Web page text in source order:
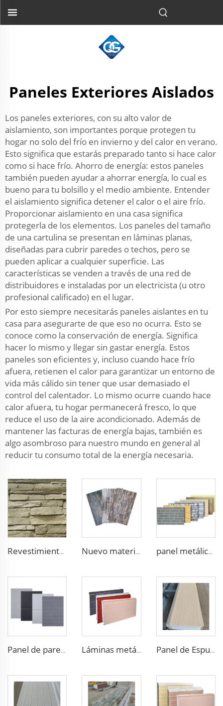
Paneles Exteriores Aislados
Los paneles exteriores, con su alto valor de
aislamiento, son importantes porque protegen tu
hogar no solo del frío en invierno y del calor en verano.
Esto significa que estarás preparado tanto si hace calor
como si hace frío. Ahorro de energía: estos paneles
también pueden ayudar a ahorrar energía, lo cual es
bueno para tu bolsillo y el medio ambiente. Entender
el aislamiento significa detener el calor o el aire frío.
Proporcionar aislamiento en una casa significa
protegerla de los elementos. Los paneles del tamaño
de una cartulina se presentan en láminas planas,
diseñadas para cubrir paredes o techos, pero se
pueden aplicar a cualquier superficie. Las
características se venden a través de una red de
distribuidores e instaladas por un electricista (u otro
profesional calificado) en el lugar.
Por esto siempre necesitarás paneles aislantes en tu
casa para asegurarte de que eso no ocurra. Esto se
conoce como la conservación de energía. Significa
hacer lo mismo y llegar sin gastar energía. Estos
paneles son eficientes y, incluso cuando hace frío
afuera, retienen el calor para garantizar un entorno de
vida más cálido sin tener que usar demasiado el
control del calentador. Lo mismo ocurre cuando hace
calor afuera, tu hogar permanecerá fresco, lo que
reduce el uso de la aire acondicionado. Además de
mantener las facturas de energía bajas, también es
algo asombroso para nuestro mundo en general al
reducir tu consumo total de la energía necesaria.
Revestimiento Exterior de Pared Panel Metálico 16mm Tablero Tallado en Metal Decoración Ignífuga Paneles Sándwich de Poliuretano Nuevo material ignífugo pu panel de piedra exterior para decoración de paredes aislantes panel metálico de revestimiento de pared exterior e interior con densidad de 43kg/m3
Panel de pared exterior de poliuretano, tablero de aislamiento de poliuretano de grado B1, paneles ignífugos para construcción Láminas metálicas aislantes con paneles decorativos de espuma de EPS Panel de Espuma Ligera Impermeable B1 Panel Sandwich EPS para Aislamiento Exterior de Muros para Cámara Frigorífica/Bodega